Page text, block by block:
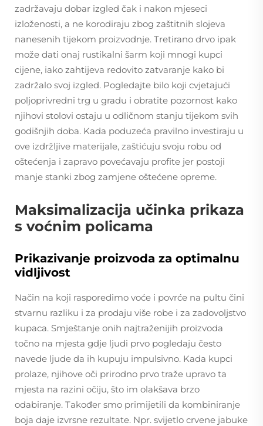
zadržavaju dobar izgled čak i nakon mjeseci
izloženosti, a ne korodiraju zbog zaštitnih slojeva
nanesenih tijekom proizvodnje. Tretirano drvo ipak
može dati onaj rustikalni šarm koji mnogi kupci
cijene, iako zahtijeva redovito zatvaranje kako bi
zadržalo svoj izgled. Pogledajte bilo koji cvjetajući
poljoprivredni trg u gradu i obratite pozornost kako
njihovi stolovi ostaju u odličnom stanju tijekom svih
godišnjih doba. Kada poduzeća pravilno investiraju u
ove izdržljive materijale, zaštićuju svoju robu od
oštećenja i zapravo povećavaju profite jer postoji
manje stanki zbog zamjene oštećene opreme.
Maksimalizacija učinka prikaza
s voćnim policama
Prikazivanje proizvoda za optimalnu
vidljivost
Način na koji rasporedimo voće i povrće na pultu čini
stvarnu razliku i za prodaju više robe i za zadovoljstvo
kupaca. Smještanje onih najtraženijih proizvoda
točno na mjesta gdje ljudi prvo pogledaju često
navede ljude da ih kupuju impulsivno. Kada kupci
prolaze, njihove oči prirodno prvo traže upravo ta
mjesta na razini očiju, što im olakšava brzo
odabiranje. Također smo primijetili da kombiniranje
boja daje izvrsne rezultate. Npr. svijetlo crvene jabuke